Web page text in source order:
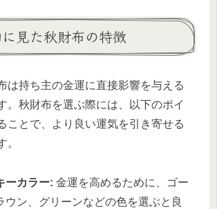
見た秋財布の特徴
は持ち主の金運に直接影響を与える
。秋財布を選ぶ際には、以下のポイ
ことで、より良い運気を引き寄せる
。
ーカラー: 金運を高めるために、ゴー
ウン、グリーンなどの色を選ぶと良